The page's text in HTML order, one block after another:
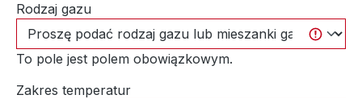
Rodzaj gazu
To pole jest polem obowiązkowym.
Zakres temperatur